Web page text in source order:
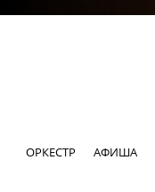
ОРКЕСТР АФИША